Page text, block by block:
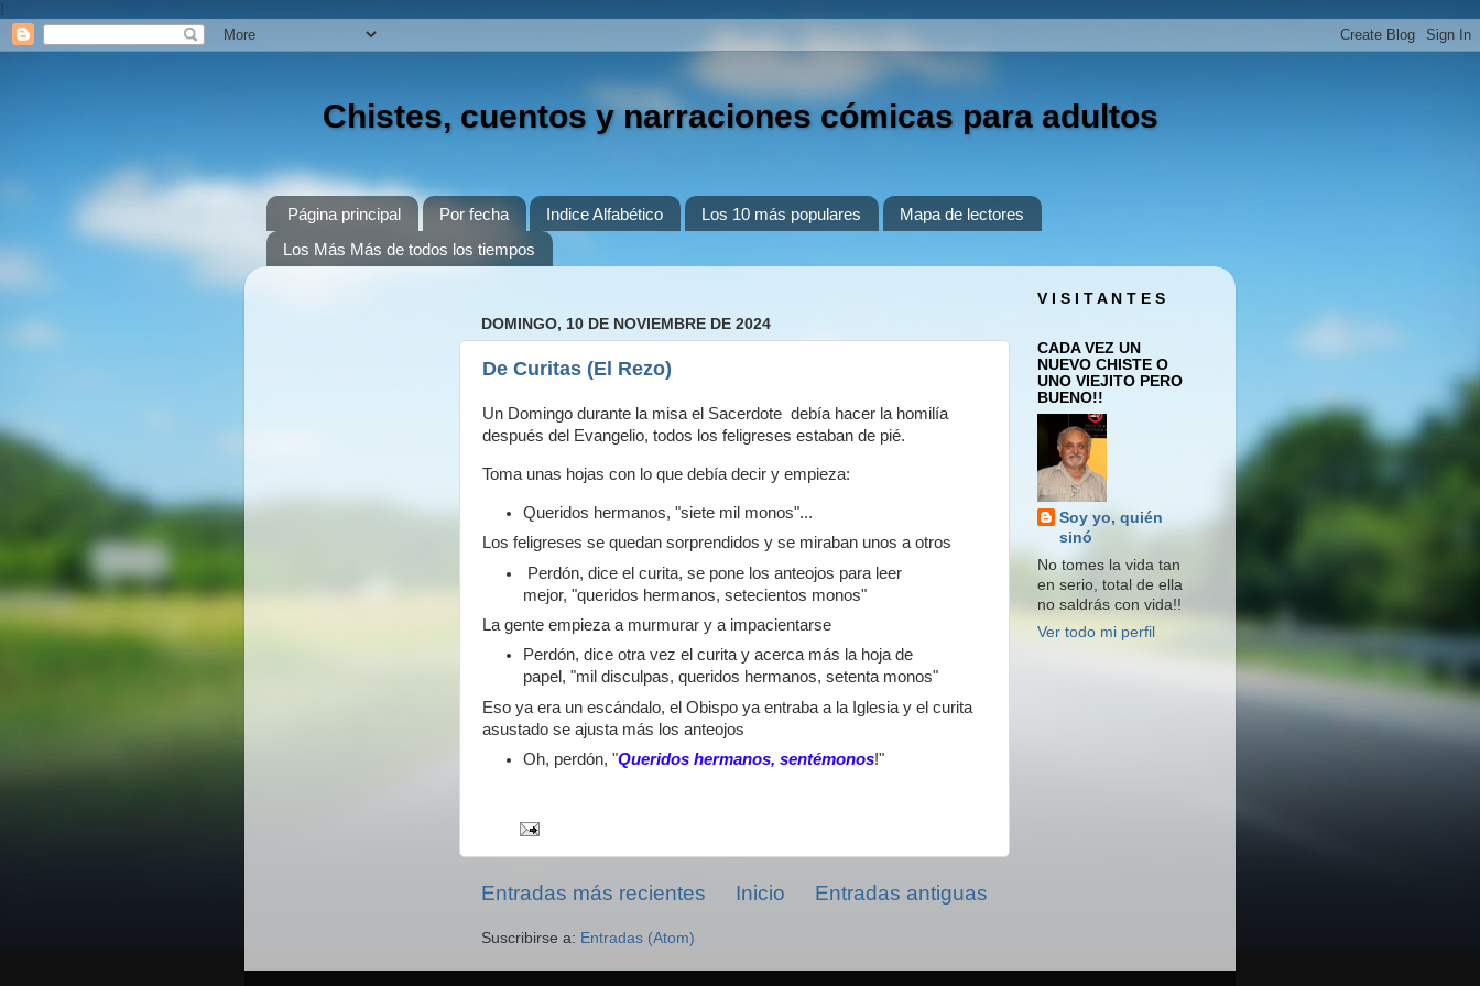
!
Chistes, cuentos y narraciones cómicas para adultos
Página principal Por fecha Indice Alfabético Los 10 más populares
Mapa de lectores
Los Más Más de todos los tiempos
DOMINGO, 10 DE NOVIEMBRE DE 2024
De Curitas (El Rezo)
Un Domingo durante la misa el Sacerdote debía hacer la homilía
después del Evangelio, todos los feligreses estaban de pié.
Toma unas hojas con lo que debía decir y empieza:
Queridos hermanos, "siete mil monos"...
Los feligreses se quedan sorprendidos y se miraban unos a otros
Perdón, dice el curita, se pone los anteojos para leer
mejor, "queridos hermanos, setecientos monos"
La gente empieza a murmurar y a impacientarse
Perdón, dice otra vez el curita y acerca más la hoja de
papel, "mil disculpas, queridos hermanos, setenta monos"
Eso ya era un escándalo, el Obispo ya entraba a la Iglesia y el curita
asustado se ajusta más los anteojos
Oh, perdón, "Queridos hermanos, sentémonos!"
Entradas más recientes Entradas antiguas
Inicio
Suscribirse a: Entradas (Atom)
V I S I T A N T E S
CADA VEZ UN
NUEVO CHISTE O
UNO VIEJITO PERO
BUENO!!
Soy yo, quién
sinó
No tomes la vida tan
en serio, total de ella
no saldrás con vida!!
Ver todo mi perfil